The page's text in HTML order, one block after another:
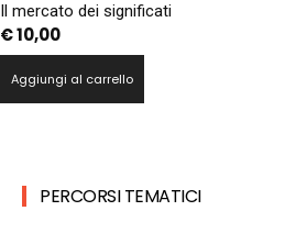
Il mercato dei significati
€10,00
Aggiungi al carrello
PERCORSI TEMATICI